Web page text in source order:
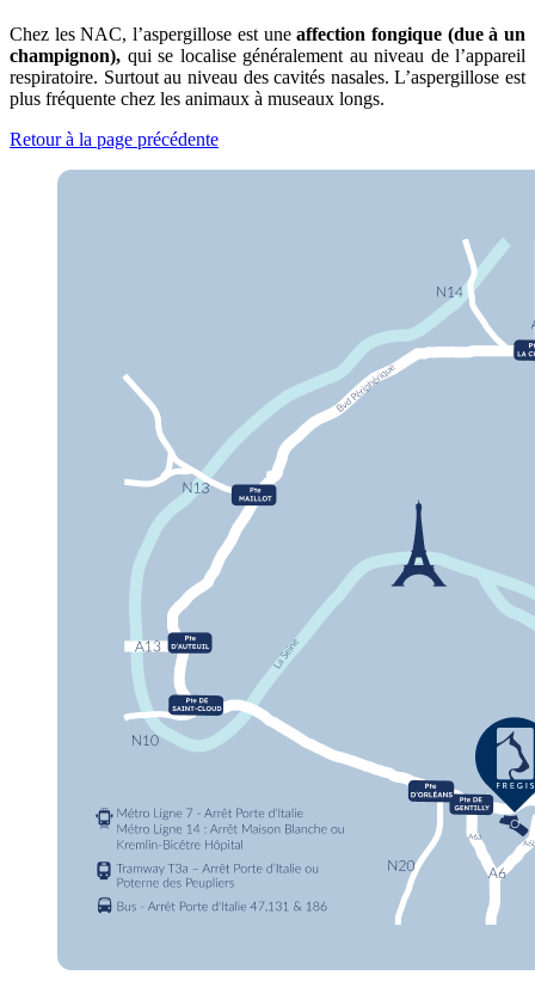
Chez les NAC, l’aspergillose est uneaffection fongique (due à un
champignon), qui se localise généralement au niveau de l’appareil
respiratoire. Surtout au niveau des cavités nasales. L’aspergillose est
plus fréquente chez les animaux à museaux longs.
Retour à la page précédente